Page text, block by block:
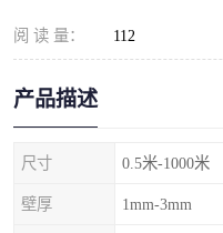
阅 读 量： 112
产品描述
尺寸 0.5米-1000米
壁厚 1mm-3mm